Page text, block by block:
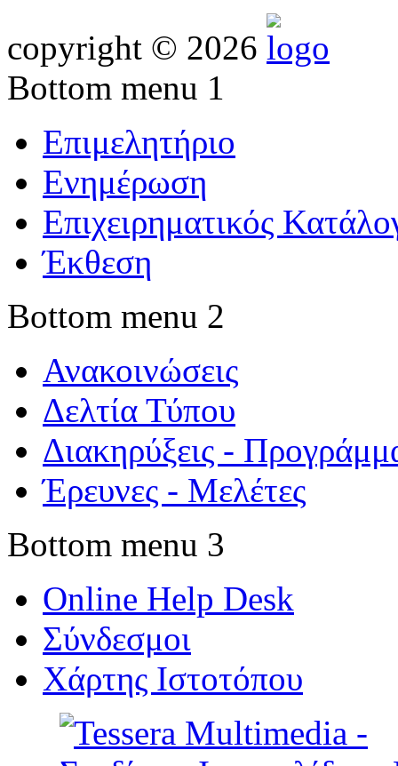
copyright © 2026
Bottom menu 1
Επιμελητήριο
Ενημέρωση
Επιχειρηματικός
Έκθεση
Bottom menu 2
Ανακοινώσεις
Δελτία Τύπου
Διακηρύξεις -
Έρευνες - Μελέτες
Bottom menu 3
Online Help Desk
Σύνδεσμοι
Χάρτης Ιστοτόπου